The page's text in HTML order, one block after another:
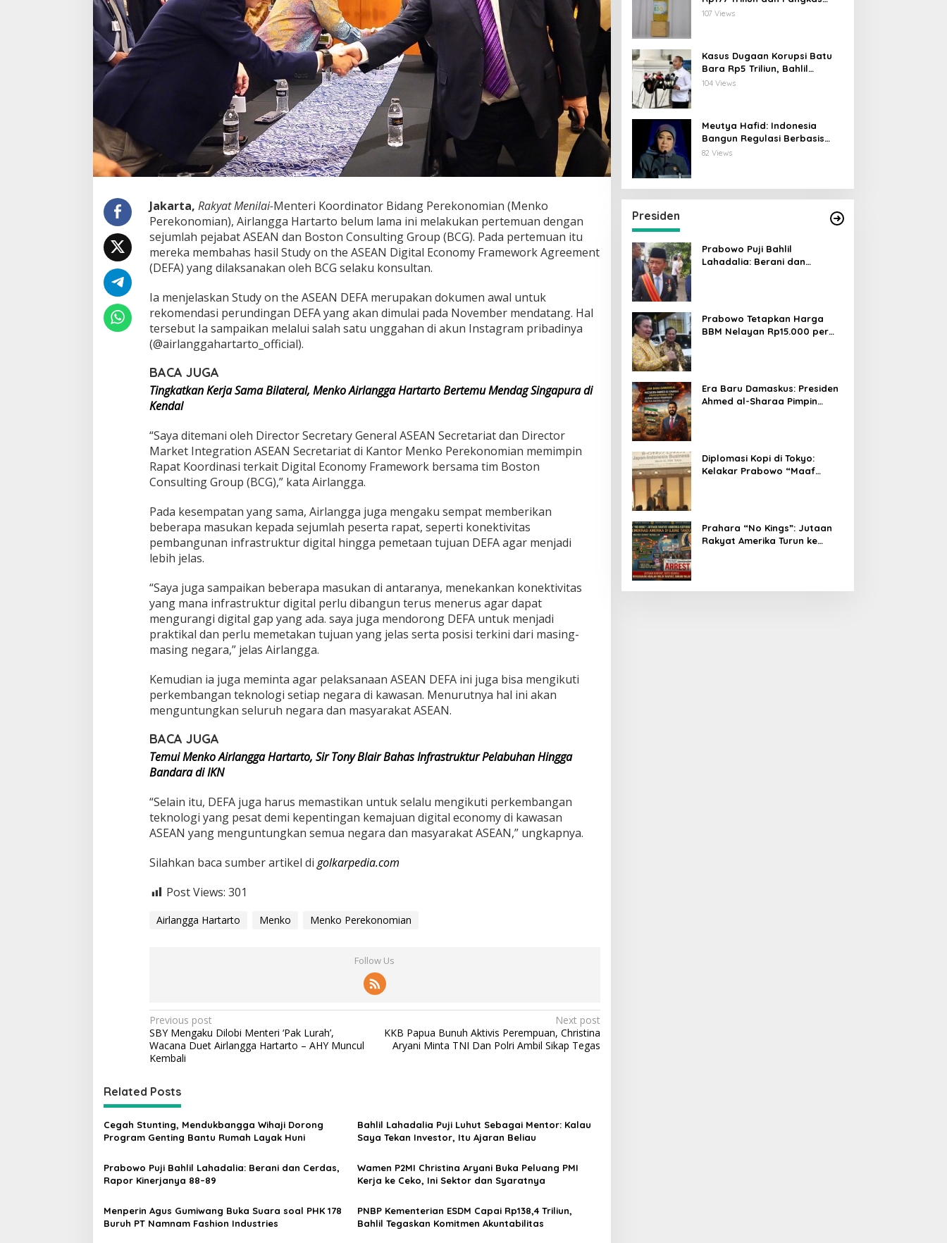
o
e
M
a
s
u
k
a
S
o
a
l
P
m
b
u
n
a
n
E
o
s
i
s
m
E
k
o
o
i
D
i
t
a
l
Jakarta, Rakyat Menilai-Menteri Koordinator Bidang Perekonomian (Menko
Perekonomian), Airlangga Hartarto belum lama ini melakukan pertemuan dengan
sejumlah pejabat ASEAN dan Boston Consulting Group (BCG). Pada pertemuan itu
mereka membahas hasil Study on the ASEAN Digital Economy Framework Agreement
(DEFA) yang dilaksanakan oleh BCG selaku konsultan.
Ia menjelaskan Study on the ASEAN DEFA merupakan dokumen awal untuk
rekomendasi perundingan DEFA yang akan dimulai pada November mendatang. Hal
tersebut Ia sampaikan melalui salah satu unggahan di akun Instagram pribadinya
(@airlanggahartarto_official).
BACA JUGA
Tingkatkan Kerja Sama Bilateral, Menko Airlangga Hartarto Bertemu Mendag Singapura di
Kendal
“Saya ditemani oleh Director Secretary General ASEAN Secretariat dan Director
Market Integration ASEAN Secretariat di Kantor Menko Perekonomian memimpin
Rapat Koordinasi terkait Digital Economy Framework bersama tim Boston
Consulting Group (BCG),” kata Airlangga.
Pada kesempatan yang sama, Airlangga juga mengaku sempat memberikan
beberapa masukan kepada sejumlah peserta rapat, seperti konektivitas
pembangunan infrastruktur digital hingga pemetaan tujuan DEFA agar menjadi
lebih jelas.
“Saya juga sampaikan beberapa masukan di antaranya, menekankan konektivitas
yang mana infrastruktur digital perlu dibangun terus menerus agar dapat
mengurangi digital gap yang ada. saya juga mendorong DEFA untuk menjadi
praktikal dan perlu memetakan tujuan yang jelas serta posisi terkini dari masing-
masing negara,” jelas Airlangga.
Kemudian ia juga meminta agar pelaksanaan ASEAN DEFA ini juga bisa mengikuti
perkembangan teknologi setiap negara di kawasan. Menurutnya hal ini akan
menguntungkan seluruh negara dan masyarakat ASEAN.
BACA JUGA
Temui Menko Airlangga Hartarto, Sir Tony Blair Bahas Infrastruktur Pelabuhan Hingga
Bandara di IKN
“Selain itu, DEFA juga harus memastikan untuk selalu mengikuti perkembangan
teknologi yang pesat demi kepentingan kemajuan digital economy di kawasan
ASEAN yang menguntungkan semua negara dan masyarakat ASEAN,” ungkapnya.
Silahkan baca sumber artikel di golkarpedia.com
Post Views: 301
Airlangga Hartarto Menko Menko Perekonomian
Follow Us
P
o
s
t
n
a
v
i
g
t
Previous post
SBY Mengaku Dilobi Menteri ‘Pak Lurah’,
Wacana Duet Airlangga Hartarto – AHY Muncul
Kembali
Next post
KKB Papua Bunuh Aktivis Perempuan, Christina
Aryani Minta TNI Dan Polri Ambil Sikap Tegas
Related Posts
Cegah Stunting, Mendukbangga Wihaji Dorong
Program Genting Bantu Rumah Layak Huni
Bahlil Lahadalia Puji Luhut Sebagai Mentor: Kalau
Saya Tekan Investor, Itu Ajaran Beliau
Prabowo Puji Bahlil Lahadalia: Berani dan Cerdas,
Rapor Kinerjanya 88–89
Wamen P2MI Christina Aryani Buka Peluang PMI
Kerja ke Ceko, Ini Sektor dan Syaratnya
Menperin Agus Gumiwang Buka Suara soal PHK 178
Buruh PT Namnam Fashion Industries
PNBP Kementerian ESDM Capai Rp138,4 Triliun,
Bahlil Tegaskan Komitmen Akuntabilitas
Emisi 44 Juta Ton CO₂
107 Views
Kasus Dugaan Korupsi Batu
Bara Rp5 Triliun, Bahlil
Lahadalia: ESDM Siap Berikan
104 Views
Meutya Hafid: Indonesia
Bangun Regulasi Berbasis
Risiko untuk Lindungi Anak di
82 Views
Presiden
Prabowo Puji Bahlil
Lahadalia: Berani dan
Prabowo Tetapkan Harga
BBM Nelayan Rp15.000 per
Era Baru Damaskus: Presiden
Ahmed al-Sharaa Pimpin
Diplomasi Kopi di Tokyo:
Kelakar Prabowo “Maaf
Prahara “No Kings”: Jutaan
Rakyat Amerika Turun ke